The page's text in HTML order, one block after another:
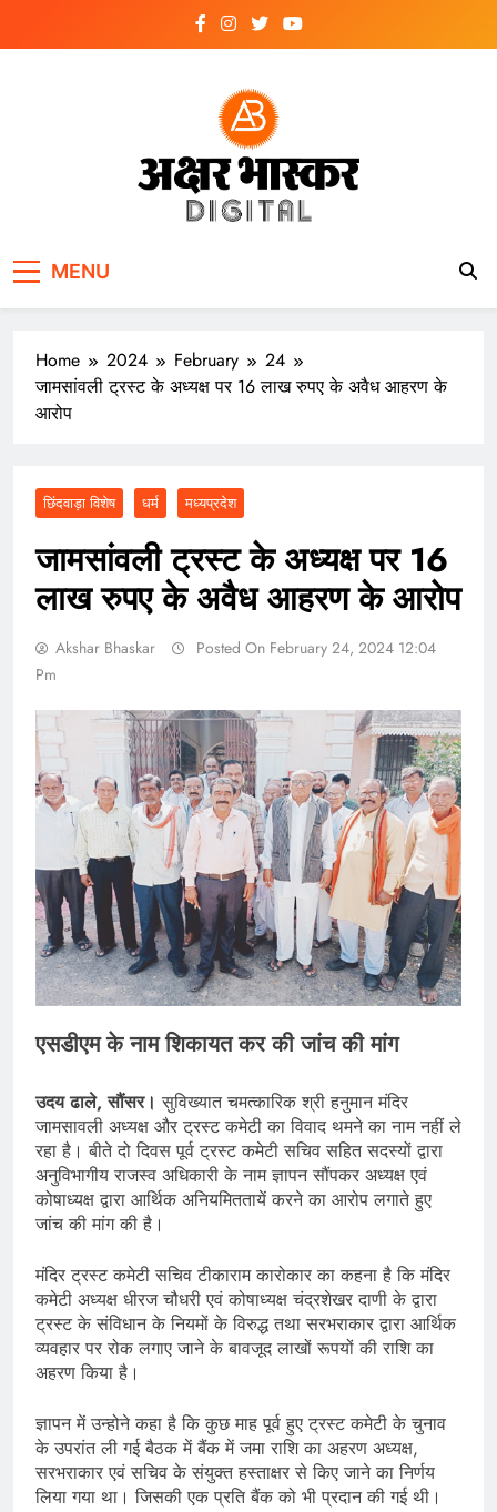
MENU
Home 2024 February
24
जामसांवली ट्रस्ट के अध्यक्ष पर 16 लाख रुपए के अवैध आहरण के
आरोप
छिंदवाड़ा विशेष धर्म मध्यप्रदेश
जामसांवली ट्रस्ट के अध्यक्ष पर 16
लाख रुपए के अवैध आहरण के आरोप
Akshar Bhaskar
Posted On February 24, 2024 12:04
Pm
एसडीएम के नाम शिकायत कर की जांच की मांग
उदय ढाले, सौंसर। सुविख्यात चमत्कारिक श्री हनुमान मंदिर
जामसावली अध्यक्ष और ट्रस्ट कमेटी का विवाद थमने का नाम नहीं ले
रहा है। बीते दो दिवस पूर्व ट्रस्ट कमेटी सचिव सहित सदस्यों द्वारा
अनुविभागीय राजस्व अधिकारी के नाम ज्ञापन सौंपकर अध्यक्ष एवं
कोषाध्यक्ष द्वारा आर्थिक अनियमिततायें करने का आरोप लगाते हुए
जांच की मांग की है।
मंदिर ट्रस्ट कमेटी सचिव टीकाराम कारोकार का कहना है कि मंदिर
कमेटी अध्यक्ष धीरज चौधरी एवं कोषाध्यक्ष चंद्रशेखर दाणी के द्वारा
ट्रस्ट के संविधान के नियमों के विरुद्ध तथा सरभराकार द्वारा आर्थिक
व्यवहार पर रोक लगाए जाने के बावजूद लाखों रूपयों की राशि का
अहरण किया है।
ज्ञापन में उन्होने कहा है कि कुछ माह पूर्व हुए ट्रस्ट कमेटी के चुनाव
के उपरांत ली गई बैठक में बैंक में जमा राशि का अहरण अध्यक्ष,
सरभराकार एवं सचिव के संयुक्त हस्ताक्षर से किए जाने का निर्णय
लिया गया था। जिसकी एक प्रति बैंक को भी प्रदान की गई थी।